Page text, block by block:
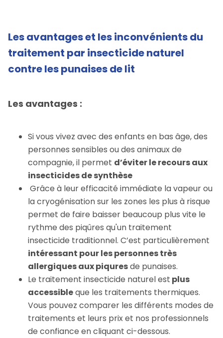
Les avantages et les inconvénients du
traitement par insecticide naturel
contre les punaises de lit
Les avantages :
Si vous vivez avec des enfants en bas âge, des
personnes sensibles ou des animaux de
compagnie, il permet d’éviter le recours aux
insecticides de synthèse
Grâce à leur efficacité immédiate la vapeur ou
la cryogénisation sur les zones les plus à risque
permet de faire baisser beaucoup plus vite le
rythme des piqûres qu'un traitement
insecticide traditionnel. C’est particulièrement
intéressant pour les personnes très
allergiques aux piquresde punaises.
Le traitement insecticide naturel est plus
accessibleque les traitements thermiques.
Vous pouvez comparer les différents modes de
traitements et leurs prix et nos professionnels
de confiance en cliquant ci-dessous.